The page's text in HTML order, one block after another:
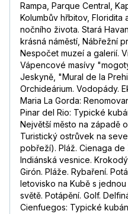
Rampa, Parque Central,
Kolumbův hřbitov, Floridita
nočního života. Stará
krásná náměstí, Nábřežní
Nespočet muzeí a galerií.
Vápencové masívy
Jeskyně, "Mural de la
Orchideárium. Vodopády.
Maria La Gorda:
Pinar del Rio: Typické
Největší město na západě
Turistický ostrůvek na
pobřeží). Pláž. Cienaga de
Indiánská vesnice.
Girón. Pláže. Rybaření.
letovisko na Kubě s
světě. Potápění. Golf.
Cienfuegos: Typické